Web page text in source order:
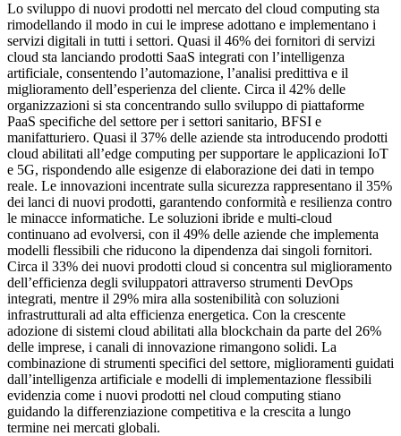
Lo sviluppo di nuovi prodotti nel mercato del cloud computing sta
rimodellando il modo in cui le imprese adottano e implementano i
servizi digitali in tutti i settori. Quasi il 46% dei fornitori di servizi
cloud sta lanciando prodotti SaaS integrati con l’intelligenza
artificiale, consentendo l’automazione, l’analisi predittiva e il
miglioramento dell’esperienza del cliente. Circa il 42% delle
organizzazioni si sta concentrando sullo sviluppo di piattaforme
PaaS specifiche del settore per i settori sanitario, BFSI e
manifatturiero. Quasi il 37% delle aziende sta introducendo prodotti
cloud abilitati all’edge computing per supportare le applicazioni IoT
e 5G, rispondendo alle esigenze di elaborazione dei dati in tempo
reale. Le innovazioni incentrate sulla sicurezza rappresentano il 35%
dei lanci di nuovi prodotti, garantendo conformità e resilienza contro
le minacce informatiche. Le soluzioni ibride e multi-cloud
continuano ad evolversi, con il 49% delle aziende che implementa
modelli flessibili che riducono la dipendenza dai singoli fornitori.
Circa il 33% dei nuovi prodotti cloud si concentra sul miglioramento
dell’efficienza degli sviluppatori attraverso strumenti DevOps
integrati, mentre il 29% mira alla sostenibilità con soluzioni
infrastrutturali ad alta efficienza energetica. Con la crescente
adozione di sistemi cloud abilitati alla blockchain da parte del 26%
delle imprese, i canali di innovazione rimangono solidi. La
combinazione di strumenti specifici del settore, miglioramenti guidati
dall’intelligenza artificiale e modelli di implementazione flessibili
evidenzia come i nuovi prodotti nel cloud computing stiano
guidando la differenziazione competitiva e la crescita a lungo
termine nei mercati globali.